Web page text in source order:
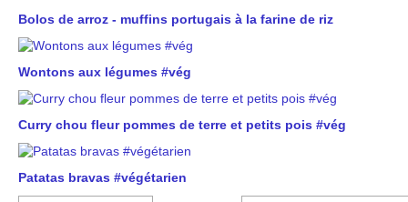
Bolos de arroz - muffins portugais à la farine de riz
Wontons aux légumes #vég
Curry chou fleur pommes de terre et petits pois #vég
Patatas bravas #végétarien